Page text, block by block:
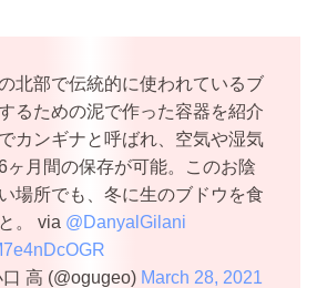
北部で伝統的に使われているブ
るための泥で作った容器を紹介
カンギナと呼ばれ、空気や湿気
ヶ月間の保存が可能。このお陰
場所でも、冬に生のブドウを食
。 via @DanyalGilani
高 (@ogugeo) March 28, 2021